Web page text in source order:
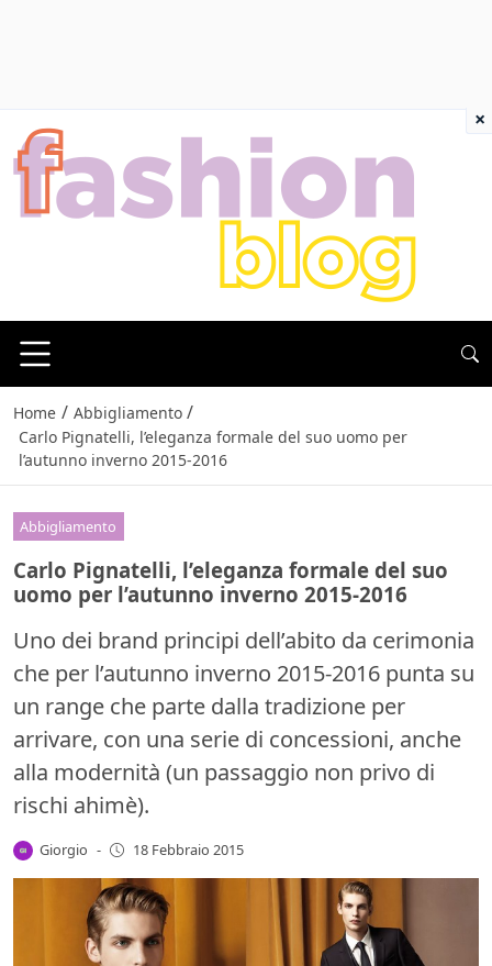
Home / Abbigliamento /
Carlo Pignatelli, l’eleganza formale del suo uomo per
l’autunno inverno 2015-2016
Abbigliamento
Carlo Pignatelli, l’eleganza formale del suo
uomo per l’autunno inverno 2015-2016
Uno dei brand principi dell’abito da cerimonia
che per l’autunno inverno 2015-2016 punta su
un range che parte dalla tradizione per
arrivare, con una serie di concessioni, anche
alla modernità (un passaggio non privo di
rischi ahimè).
Giorgio - 18 Febbraio 2015
×